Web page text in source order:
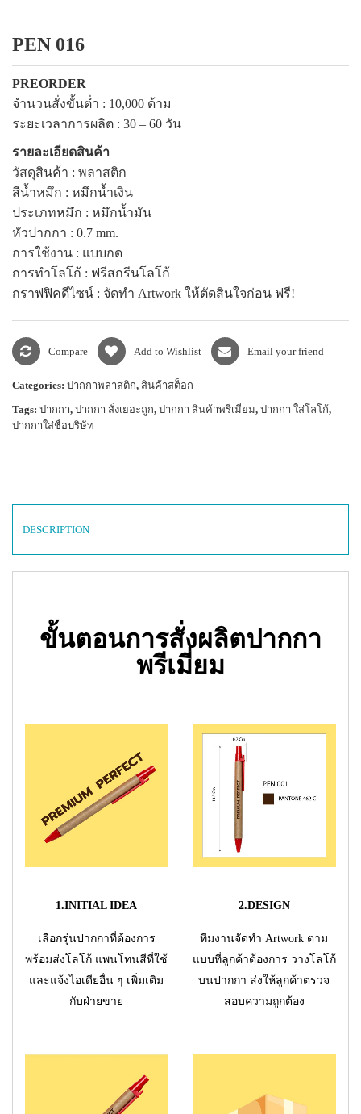
แพคเกจปากกา
PEN 016
PREORDER
จำนวนสั่งขั้นต่ำ : 10,000 ด้าม
ระยะเวลาการผลิต : 30 – 60 วัน
รายละเอียดสินค้า
วัสดุสินค้า : พลาสติก
สีน้ำหมึก : หมึกน้ำเงิน
ประเภทหมึก : หมึกน้ำมัน
หัวปากกา : 0.7 mm.
การใช้งาน : แบบกด
การทำโลโก้ : ฟรีสกรีนโลโก้
กราฟฟิคดีไซน์ : จัดทำ Artwork ให้ตัดสินใจก่อน ฟรี!
Compare Add to Wishlist Email your friend
Categories: ปากกาพลาสติก, สินค้าสต็อก
Tags: ปากกา, ปากกา สั่งเยอะถูก, ปากกา สินค้าพรีเมี่ยม, ปากกา ใส่โลโก้,
ปากกาใส่ชื่อบริษัท
DESCRIPTION
ขั้นตอนการสั่งผลิตปากกา
พรีเมี่ยม
1.INITIAL IDEA
เลือกรุ่นปากกาที่ต้องการ
พร้อมส่งโลโก้ แพนโทนสีที่ใช้
และแจ้งไอเดียอื่น ๆ เพิ่มเติม
กับฝ่ายขาย
2.DESIGN
ทีมงานจัดทำ Artwork ตาม
แบบที่ลูกค้าต้องการ วางโลโก้
บนปากกา ส่งให้ลูกค้าตรวจ
สอบความถูกต้อง